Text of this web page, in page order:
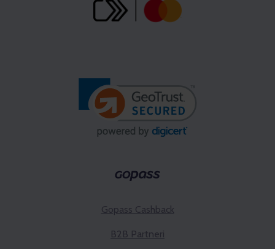
Gopass Cashback
B2B Partneri